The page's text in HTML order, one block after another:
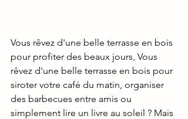
Vous rêvez d'une belle terrasse en bois
pour profiter des beaux jours, Vous
rêvez d'une belle terrasse en bois pour
siroter votre café du matin, organiser
des barbecues entre amis ou
simplement lire un livre au soleil ? Mais